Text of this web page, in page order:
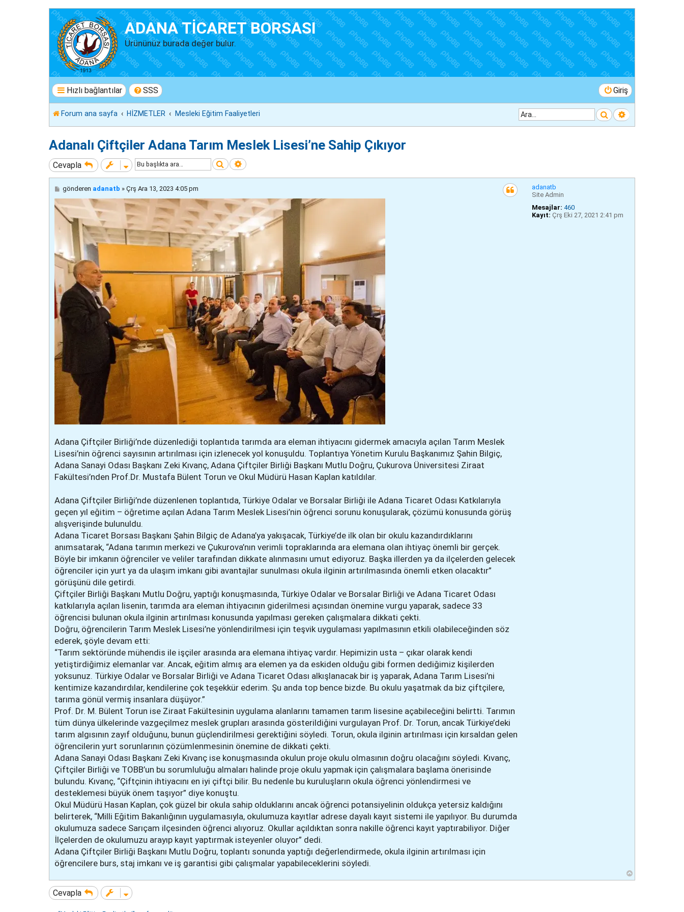
ADANA TİCARET BORSASI
Ürününüz burada değer bulur.
Hızlı bağlantılar SSS Giriş
Forum ana sayfa HİZMETLER Mesleki Eğitim Faaliyetleri Ara Gelişmiş arama
Adanalı Çiftçiler Adana Tarım Meslek Lisesi’ne Sahip Çıkıyor
Cevapla Ara Gelişmiş arama
adanatb
Site Admin
Mesajlar: 460
Kayıt: Çrş Eki 27, 2021 2:41 pm
M
s
a
gönderen adanatb » Çrş Ara 13, 2023 4:05 pm
Adana Çiftçiler Birliği’nde düzenlediği toplantıda tarımda ara eleman ihtiyacını gidermek amacıyla açılan Tarım Meslek
Lisesi’nin öğrenci sayısının artırılması için izlenecek yol konuşuldu. Toplantıya Yönetim Kurulu Başkanımız Şahin Bilgiç,
Adana Sanayi Odası Başkanı Zeki Kıvanç, Adana Çiftçiler Birliği Başkanı Mutlu Doğru, Çukurova Üniversitesi Ziraat
Fakültesi’nden Prof.Dr. Mustafa Bülent Torun ve Okul Müdürü Hasan Kaplan katıldılar.
Adana Çiftçiler Birliği’nde düzenlenen toplantıda, Türkiye Odalar ve Borsalar Birliği ile Adana Ticaret Odası Katkılarıyla
geçen yıl eğitim – öğretime açılan Adana Tarım Meslek Lisesi’nin öğrenci sorunu konuşularak, çözümü konusunda görüş
alışverişinde bulunuldu.
Adana Ticaret Borsası Başkanı Şahin Bilgiç de Adana’ya yakışacak, Türkiye’de ilk olan bir okulu kazandırdıklarını
anımsatarak, “Adana tarımın merkezi ve Çukurova’nın verimli topraklarında ara elemana olan ihtiyaç önemli bir gerçek.
Böyle bir imkanın öğrenciler ve veliler tarafından dikkate alınmasını umut ediyoruz. Başka illerden ya da ilçelerden gelecek
öğrenciler için yurt ya da ulaşım imkanı gibi avantajlar sunulması okula ilginin artırılmasında önemli etken olacaktır”
görüşünü dile getirdi.
Çiftçiler Birliği Başkanı Mutlu Doğru, yaptığı konuşmasında, Türkiye Odalar ve Borsalar Birliği ve Adana Ticaret Odası
katkılarıyla açılan lisenin, tarımda ara eleman ihtiyacının giderilmesi açısından önemine vurgu yaparak, sadece 33
öğrencisi bulunan okula ilginin artırılması konusunda yapılması gereken çalışmalara dikkati çekti.
Doğru, öğrencilerin Tarım Meslek Lisesi’ne yönlendirilmesi için teşvik uygulaması yapılmasının etkili olabileceğinden söz
ederek, şöyle devam etti:
“Tarım sektöründe mühendis ile işçiler arasında ara elemana ihtiyaç vardır. Hepimizin usta – çıkar olarak kendi
yetiştirdiğimiz elemanlar var. Ancak, eğitim almış ara elemen ya da eskiden olduğu gibi formen dediğimiz kişilerden
yoksunuz. Türkiye Odalar ve Borsalar Birliği ve Adana Ticaret Odası alkışlanacak bir iş yaparak, Adana Tarım Lisesi’ni
kentimize kazandırdılar, kendilerine çok teşekkür ederim. Şu anda top bence bizde. Bu okulu yaşatmak da biz çiftçilere,
tarıma gönül vermiş insanlara düşüyor.”
Prof. Dr. M. Bülent Torun ise Ziraat Fakültesinin uygulama alanlarını tamamen tarım lisesine açabileceğini belirtti. Tarımın
tüm dünya ülkelerinde vazgeçilmez meslek grupları arasında gösterildiğini vurgulayan Prof. Dr. Torun, ancak Türkiye’deki
tarım algısının zayıf olduğunu, bunun güçlendirilmesi gerektiğini söyledi. Torun, okula ilginin artırılması için kırsaldan gelen
öğrencilerin yurt sorunlarının çözümlenmesinin önemine de dikkati çekti.
Adana Sanayi Odası Başkanı Zeki Kıvanç ise konuşmasında okulun proje okulu olmasının doğru olacağını söyledi. Kıvanç,
Çiftçiler Birliği ve TOBB’un bu sorumluluğu almaları halinde proje okulu yapmak için çalışmalara başlama önerisinde
bulundu. Kıvanç, “Çiftçinin ihtiyacını en iyi çiftçi bilir. Bu nedenle bu kuruluşların okula öğrenci yönlendirmesi ve
desteklemesi büyük önem taşıyor” diye konuştu.
Okul Müdürü Hasan Kaplan, çok güzel bir okula sahip olduklarını ancak öğrenci potansiyelinin oldukça yetersiz kaldığını
belirterek, “Milli Eğitim Bakanlığının uygulamasıyla, okulumuza kayıtlar adrese dayalı kayıt sistemi ile yapılıyor. Bu durumda
okulumuza sadece Sarıçam ilçesinden öğrenci alıyoruz. Okullar açıldıktan sonra nakille öğrenci kayıt yaptırabiliyor. Diğer
İlçelerden de okulumuzu arayıp kayıt yaptırmak isteyenler oluyor” dedi.
Adana Çiftçiler Birliği Başkanı Mutlu Doğru, toplantı sonunda yaptığı değerlendirmede, okula ilginin artırılması için
öğrencilere burs, staj imkanı ve iş garantisi gibi çalışmalar yapabileceklerini söyledi.
a
Cevapla